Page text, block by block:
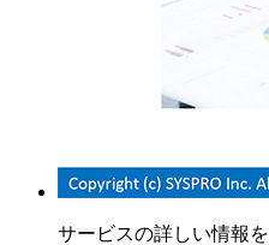
サービスの詳しい情報を